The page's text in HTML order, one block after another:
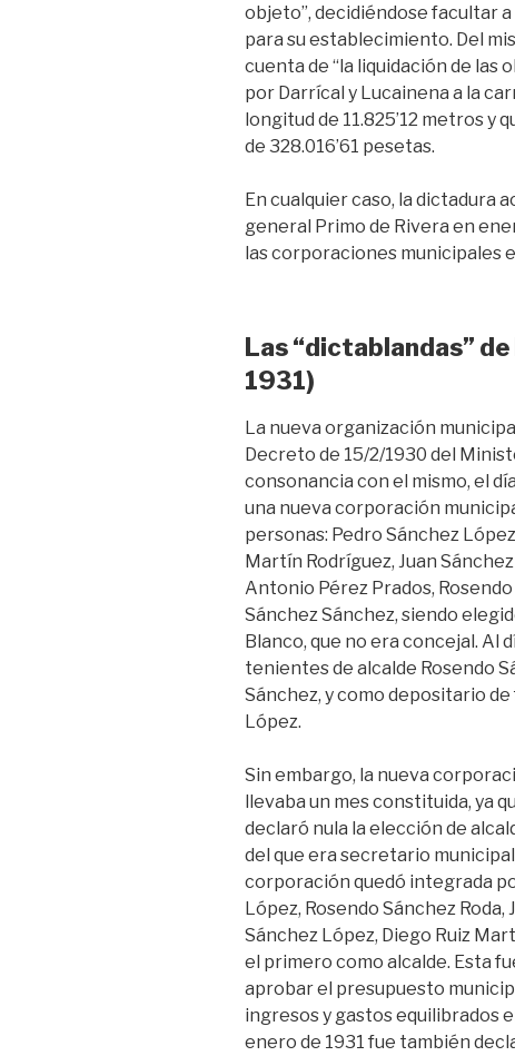
objeto”, decidiéndose facultar
para su establecimiento. Del
cuenta de “la liquidación de las
por Darrícal y Lucainena a la
longitud de 11.825’12 metros y
de 328.016’61 pesetas.
En cualquier caso, la dictadura
general Primo de Rivera en
las corporaciones municipales
Las “dictablandas”
1931)
La nueva organización
Decreto de 15/2/1930 del
consonancia con el mismo, el
una nueva corporación
personas: Pedro Sánchez
Martín Rodríguez, Juan
Antonio Pérez Prados,
Sánchez Sánchez, siendo
Blanco, que no era concejal. Al
tenientes de alcalde Rosendo
Sánchez, y como depositario
López.
Sin embargo, la nueva
llevaba un mes constituida, ya
declaró nula la elección de
del que era secretario
corporación quedó integrada
López, Rosendo Sánchez
Sánchez López, Diego Ruiz
el primero como alcalde. Esta
aprobar el presupuesto
ingresos y gastos equilibrados
enero de 1931 fue también